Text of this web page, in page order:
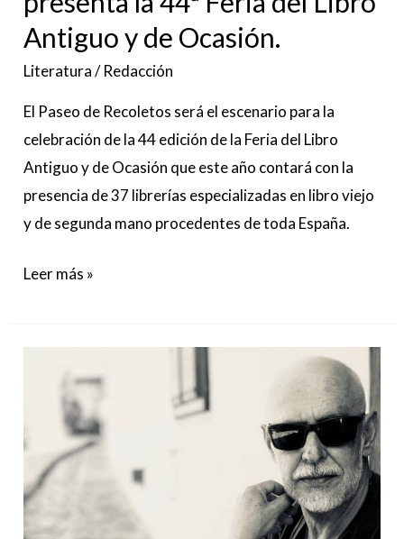
Antiguo y de Ocasión.
Literatura/Redacción
El Paseo de Recoletos será el escenario para la
celebración de la 44 edición de la Feria del Libro
Antiguo y de Ocasión que este año contará con la
presencia de 37 librerías especializadas en libro viejo
y de segunda mano procedentes de toda España.​​​
y
de
Ocasión.
Leer más »
tendrá
que
esperar,
de
Javier